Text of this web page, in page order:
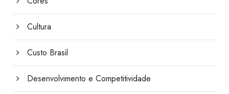
Cultura
Custo Brasil
Desenvolvimento e Competitividade